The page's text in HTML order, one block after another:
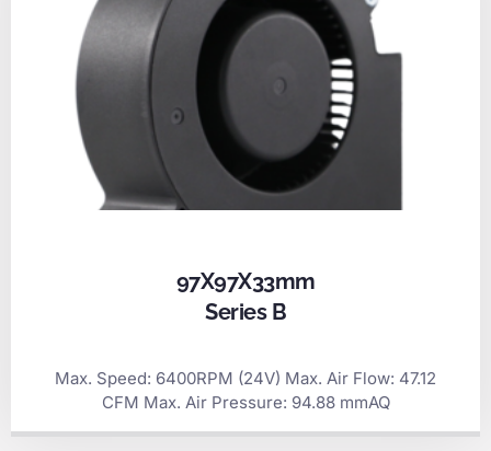
97X97X33mm
Series B
Max. Speed: 6400RPM (24V) Max. Air Flow: 47.12
CFM Max. Air Pressure: 94.88 mmAQ